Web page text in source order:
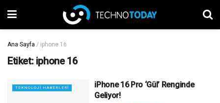
Ana Sayfa / iphone 16
Etiket: iphone 16
TEKNOLOJI HABERLERI
iPhone 16 Pro ‘Gül’ Renginde
Geliyor!